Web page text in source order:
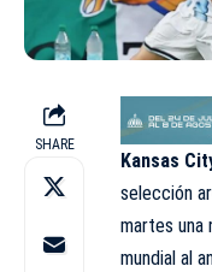
SHARE
Kansas
selección
martes una
mundial al